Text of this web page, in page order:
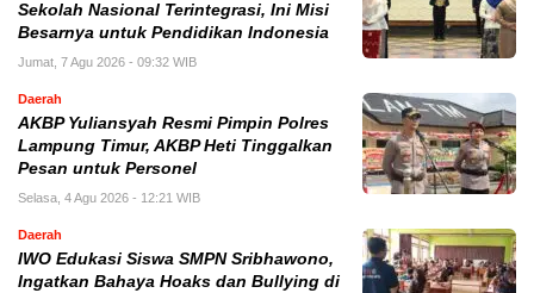
Sekolah Nasional Terintegrasi, Ini Misi
Besarnya untuk Pendidikan Indonesia
Jumat, 7 Agu 2026 - 09:32 WIB
Daerah
AKBP Yuliansyah Resmi Pimpin Polres
Lampung Timur, AKBP Heti Tinggalkan
Pesan untuk Personel
Selasa, 4 Agu 2026 - 12:21 WIB
Daerah
IWO Edukasi Siswa SMPN Sribhawono,
Ingatkan Bahaya Hoaks dan Bullying di